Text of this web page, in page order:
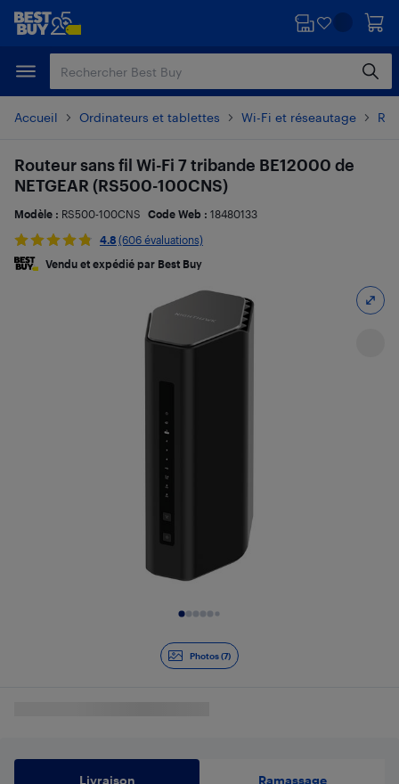
Passer
principal
Passer
Accueil Ordinateurs et tablettes Wi-Fi et réseautage
Photos (7)
Routeur sans fil Wi-Fi 7 tribande BE12000 de
NETGEAR (RS500-100CNS)
Modèle : RS500-100CNS Code Web : 18480133
4.8 (606 évaluations)
Vendu et expédié par Best Buy
Livraison Ramassage